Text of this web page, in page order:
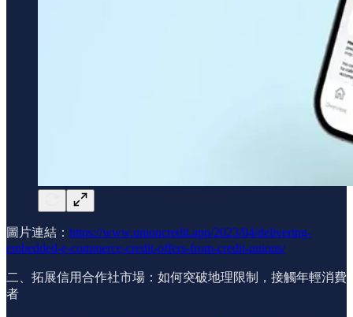
圖片連結： https://www.unioncredit.app/2023/04/delivering-
embedded-e-commerce-credit-offers-from-credit-unions/
二、拓展信用合作社市場：如何突破地理限制，接觸年輕消費
者